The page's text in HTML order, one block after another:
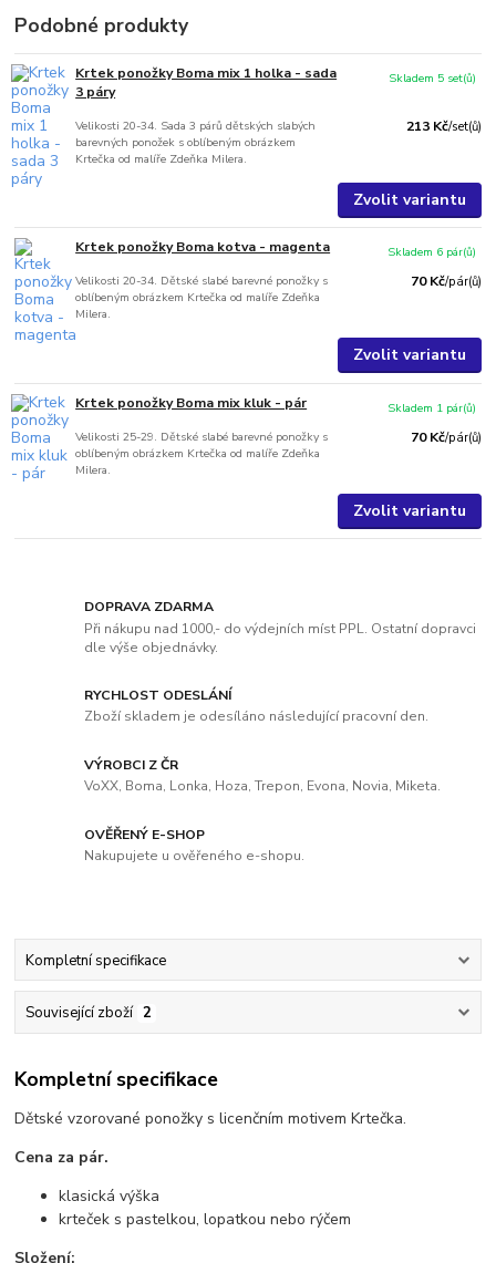
Podobné produkty
Krtek ponožky Boma mix 1 holka - sada
3 páry
Velikosti 20-34. Sada 3 párů dětských slabých
barevných ponožek s oblíbeným obrázkem
Krtečka od malíře Zdeňka Milera.
213 Kč/set(ů)
Skladem 5 set(ů)
Zvolit variantu
Krtek ponožky Boma kotva - magenta
Velikosti 20-34. Dětské slabé barevné ponožky s
oblíbeným obrázkem Krtečka od malíře Zdeňka
Milera.
70 Kč/pár(ů)
Skladem 6 pár(ů)
Zvolit variantu
Krtek ponožky Boma mix kluk - pár
Velikosti 25-29. Dětské slabé barevné ponožky s
oblíbeným obrázkem Krtečka od malíře Zdeňka
Milera.
70 Kč/pár(ů)
Skladem 1 pár(ů)
Zvolit variantu
DOPRAVA ZDARMA
Při nákupu nad 1000,- do výdejních míst PPL. Ostatní dopravci
dle výše objednávky.
RYCHLOST ODESLÁNÍ
Zboží skladem je odesíláno následující pracovní den.
VÝROBCI Z ČR
VoXX, Boma, Lonka, Hoza, Trepon, Evona, Novia, Miketa.
OVĚŘENÝ E-SHOP
Nakupujete u ověřeného e-shopu.
Kompletní specifikace
Související zboží 2
Kompletní specifikace
Dětské vzorované ponožky s licenčním motivem Krtečka.
Cena za pár.
klasická výška
krteček s pastelkou, lopatkou nebo rýčem
Složení: